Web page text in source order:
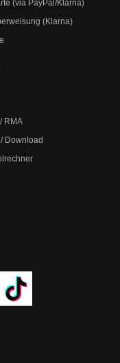
(via PayPal/Klarna)
(Klarna)
RMA
Download